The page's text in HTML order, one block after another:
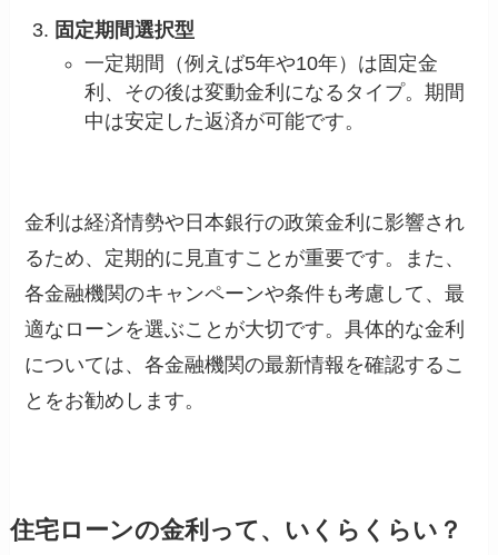
固定期間選択型
一定期間（例えば5年や10年）は固定金
利、その後は変動金利になるタイプ。期間
中は安定した返済が可能です。
金利は経済情勢や日本銀行の政策金利に影響され
るため、定期的に見直すことが重要です。また、
各金融機関のキャンペーンや条件も考慮して、最
適なローンを選ぶことが大切です。具体的な金利
については、各金融機関の最新情報を確認するこ
とをお勧めします。
住宅ローンの金利って、いくらくらい？